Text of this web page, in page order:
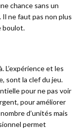
chance sans un
ne faut pas non plus
boulot.
L’expérience et les
sont la clef du jeu.
pour ne pas voir
pour améliorer
d’unités mais
permet